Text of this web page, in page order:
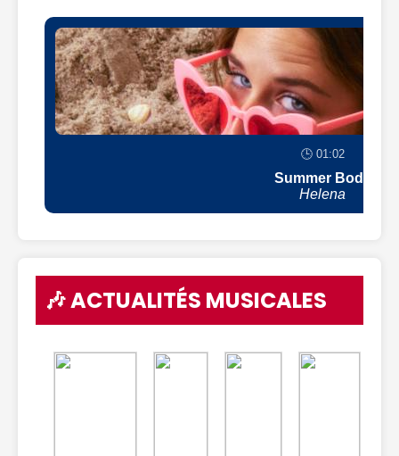
🕒 01:02
Summer Body
Helena
🎶 ACTUALITÉS MUSICALES